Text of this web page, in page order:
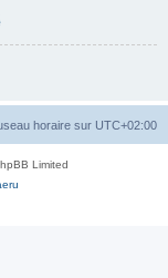
horaire sur UTC+02:00
Limited